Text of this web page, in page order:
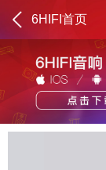
6HIFI首页